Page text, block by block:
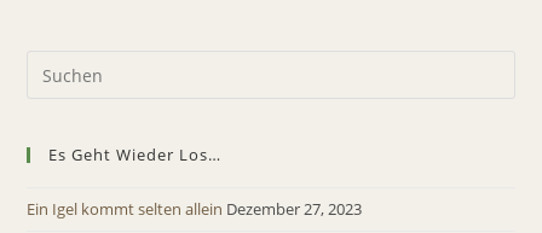
Es Geht Wieder Los…
Ein Igel kommt selten allein Dezember 27, 2023